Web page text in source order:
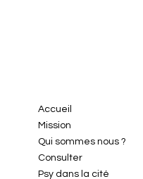
Accueil
Mission
Qui sommes nous ?
Consulter
Psy dans la cité